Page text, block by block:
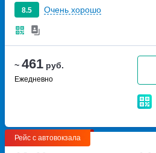
~ 461 руб.
Ежедневно
8.5 Очень хорошо
Рейс с автовокзала